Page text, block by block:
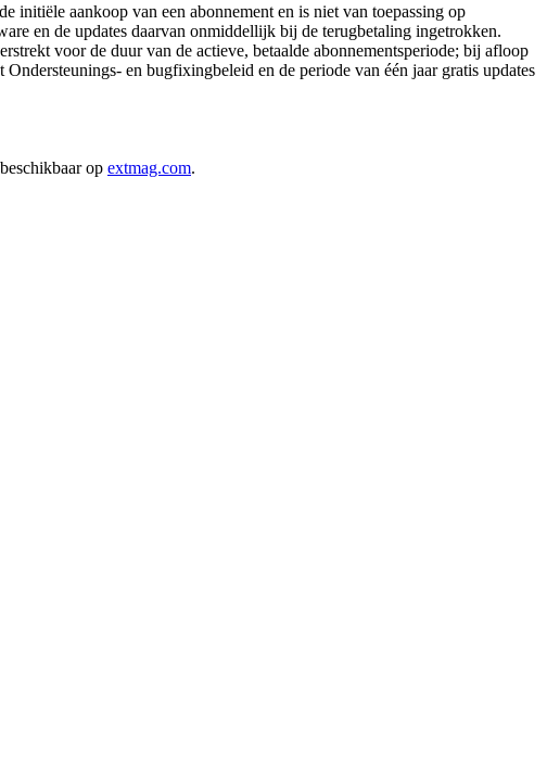
initiële aankoop van een abonnement en is niet van toepassing op
en de updates daarvan onmiddellijk bij de terugbetaling ingetrokken.
voor de duur van de actieve, betaalde abonnementsperiode; bij afloop
en bugfixingbeleid en de periode van één jaar gratis updates
op extmag.com.